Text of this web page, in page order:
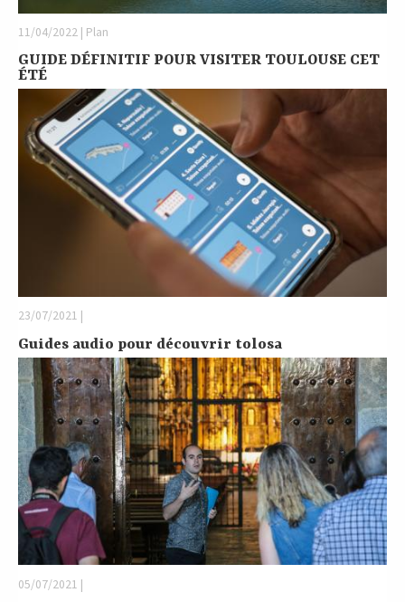
11/04/2022 | Plan
GUIDE DÉFINITIF POUR VISITER TOULOUSE CET
ÉTÉ
23/07/2021 |
Guides audio pour découvrir tolosa
05/07/2021 |